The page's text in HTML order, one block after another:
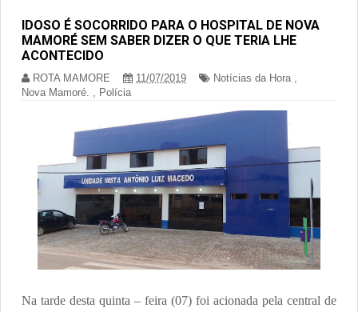
IDOSO É SOCORRIDO PARA O HOSPITAL DE NOVA
MAMORÉ SEM SABER DIZER O QUE TERIA LHE
ACONTECIDO
ROTA MAMORE 11/07/2019 Notícias da Hora,
Nova Mamoré. , Polícia
Na tarde desta quinta – feira (07) foi acionada pela central de